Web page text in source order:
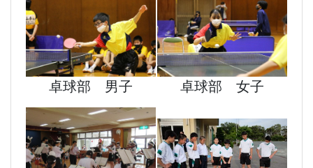
卓球部 男子 卓球部 女子